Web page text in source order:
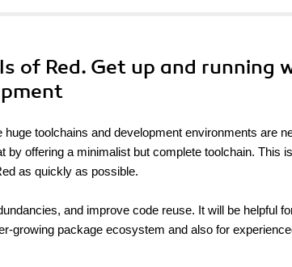
of Red. Get up and running
toolchains and development environments are
offering a minimalist but complete toolchain. This
as quickly as possible.
and improve code reuse. It will be helpful
growing package ecosystem and also for